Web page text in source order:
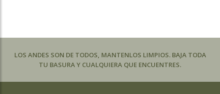
LOS ANDES SON DE TODOS, MANTENLOS LIMPIOS. BAJA TODA
TU BASURA Y CUALQUIERA QUE ENCUENTRES.